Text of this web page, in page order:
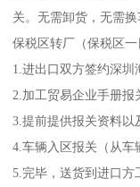
关。无需卸货，无需换
保税区转厂（保税区一
1.进出口双方签约深圳
2.加工贸易企业手册报
3.提前提供报关资料以
4.车辆入区报关（从车
5.完毕，送货到进口方